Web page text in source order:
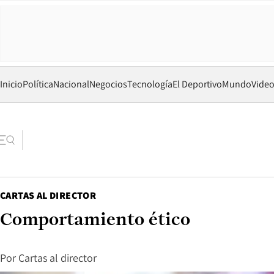
InicioPolíticaNacionalNegociosTecnologíaEl DeportivoMundo
CARTAS AL DIRECTOR
Comportamiento ético
Por Cartas al director